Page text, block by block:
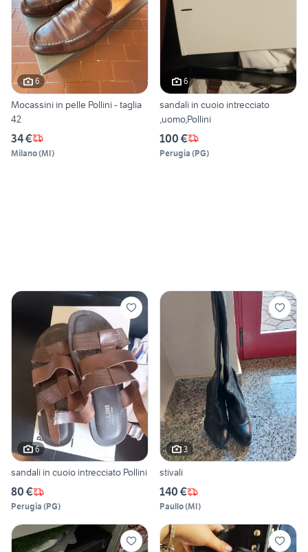
6
Mocassini in pelle Pollini - taglia
42
34 €
Milano(MI)
6
sandali in cuoio intrecciato
,uomo,Pollini
100 €
Perugia (PG)
6
sandali in cuoio intrecciato Pollini
80 €
Perugia (PG)
3
stivali
140 €
Paullo(MI)